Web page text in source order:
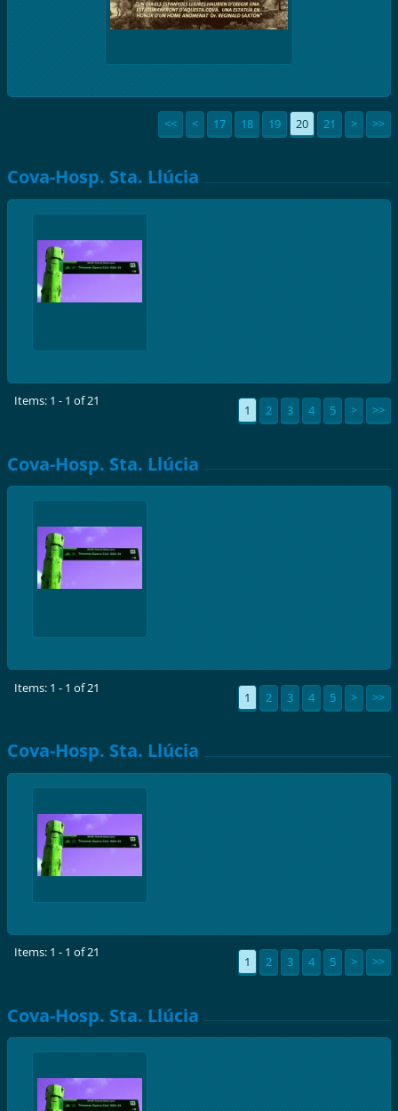
<< < 17 18 19 20 21 > >>
Cova-Hosp. Sta. Llúcia
Items: 1 - 1 of 21
1 2 3 4 5 > >>
Cova-Hosp. Sta. Llúcia
Items: 1 - 1 of 21
1 2 3 4 5 > >>
Cova-Hosp. Sta. Llúcia
Items: 1 - 1 of 21
1 2 3 4 5 > >>
Cova-Hosp. Sta. Llúcia